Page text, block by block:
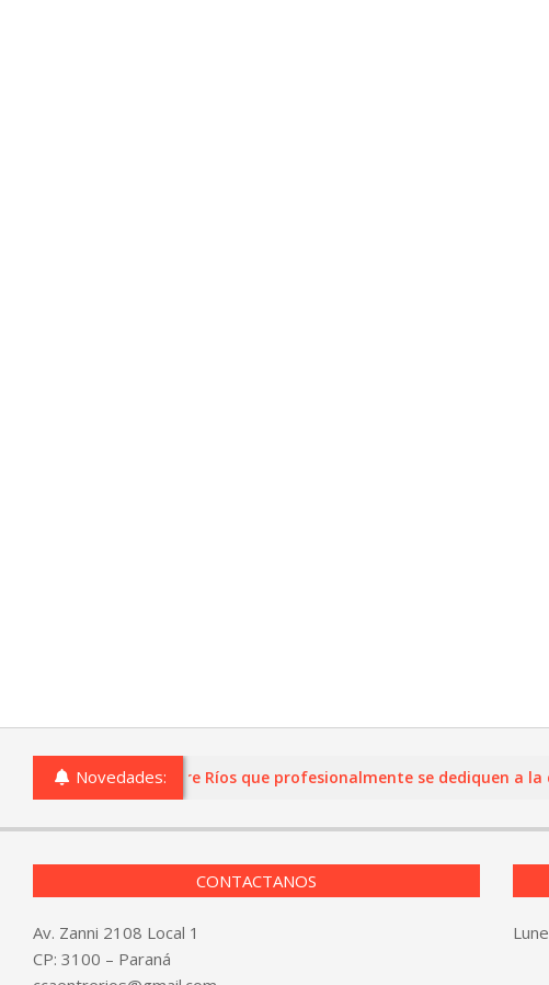
Novedades:
o comercios de Entre Ríos que profesionalmente se dediquen a la
CONTACTANOS
Av. Zanni 2108 Local 1
CP: 3100 – Paraná